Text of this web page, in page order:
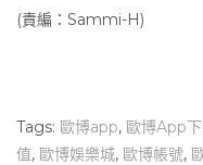
(責編：Sammi-H)
Tags: 歐博app, 歐博App
值, 歐博娛樂城, 歐博帳號,